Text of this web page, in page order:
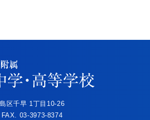
区千早 1丁目10-26
03-3973-8374